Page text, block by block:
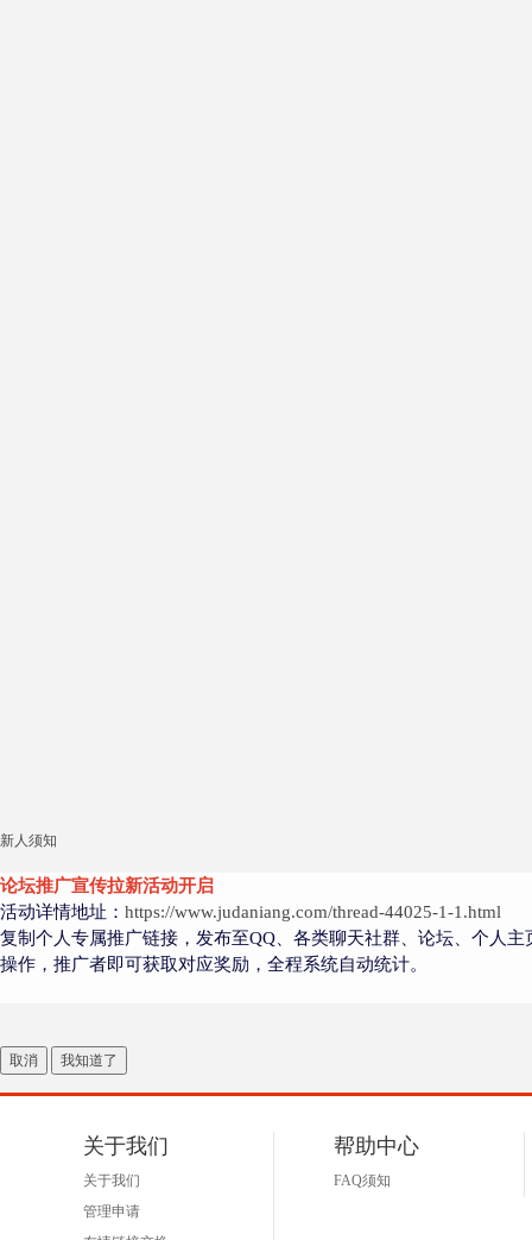
新人须知
论坛推广宣传拉新活动开启
活动详情地址： https://www.judaniang.com/thread-44025-1-1.html
复制个人专属推广链接，发布至QQ、各类聊天社群、论坛、个人
操作，推广者即可获取对应奖励，全程系统自动统计。
取消 我知道了
关于我们
关于我们
管理申请
帮助中心
FAQ须知